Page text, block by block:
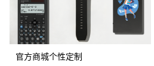
官方商城个性定制